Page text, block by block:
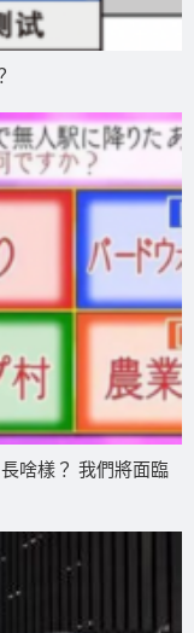
啥樣？ 我們將面臨